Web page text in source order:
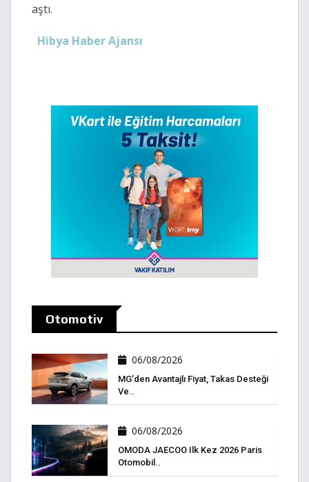
aştı.
Hibya Haber Ajansı
Otomotiv
06/08/2026
MG’den Avantajlı Fiyat, Takas Desteği
Ve..
06/08/2026
OMODA JAECOO Ilk Kez 2026 Paris
Otomobil..